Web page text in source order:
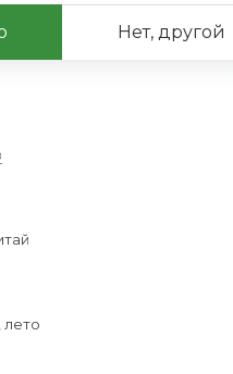
лето
Нет, другой